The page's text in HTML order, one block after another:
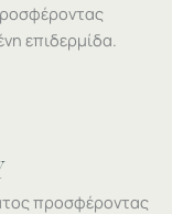
επιδερμίδα.
προσφέροντας